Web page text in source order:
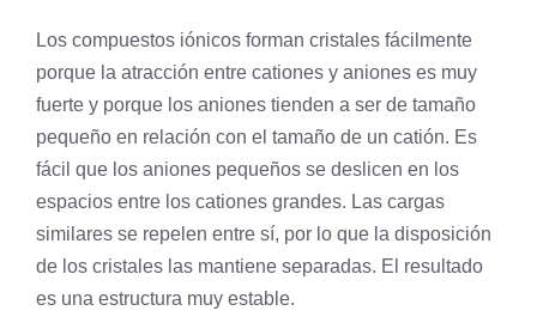
Los compuestos iónicos forman cristales fácilmente
porque la atracción entre cationes y aniones es muy
fuerte y porque los aniones tienden a ser de tamaño
pequeño en relación con el tamaño de un catión. Es
fácil que los aniones pequeños se deslicen en los
espacios entre los cationes grandes. Las cargas
similares se repelen entre sí, por lo que la disposición
de los cristales las mantiene separadas. El resultado
es una estructura muy estable.